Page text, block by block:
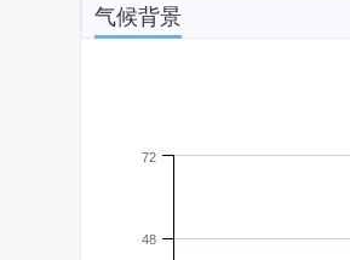
气候背景
48
72